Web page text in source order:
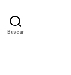
Buscar